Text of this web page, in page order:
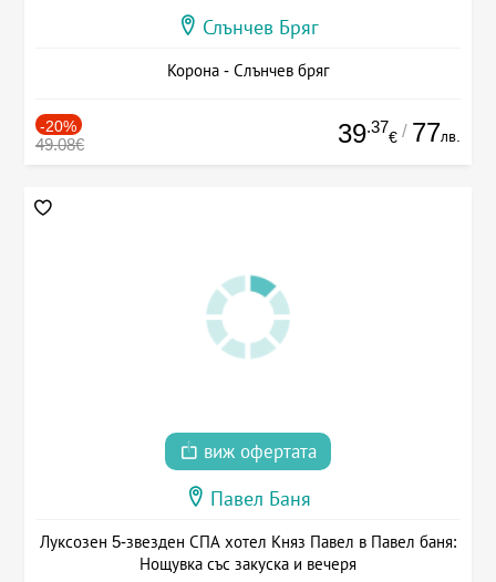
Слънчев Бряг
Корона - Слънчев бряг
-20%
49.08€ 39.37
€ / 77лв.
виж офертата
Павел Баня
Луксозен 5-звезден СПА хотел Княз Павел в Павел баня:
Нощувка със закуска и вечеря